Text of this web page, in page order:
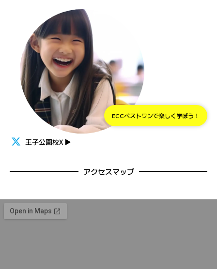
王子公園校X ▶
ECCベストワンで楽しく学ぼう！
アクセスマップ